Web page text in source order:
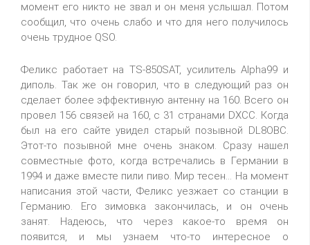
момент его никто не звал и он меня услышал. Потом
сообщил, что очень слабо и что для него получилось
очень трудное QSO.
Феликс работает на TS-850SAT, усилитель Alpha99 и
диполь. Так же он говорил, что в следующий раз он
сделает более эффективную антенну на 160. Всего он
провел 156 связей на 160, с 31 странами DXCC. Когда
был на его сайте увидел старый позывной DL8OBC.
Этот-то позывной мне очень знаком. Сразу нашел
совместные фото, когда встречались в Германии в
1994 и даже вместе пили пиво. Мир тесен... На момент
написания этой части, Феликс уезжает со станции в
Германию. Его зимовка закончилась, и он очень
занят. Надеюсь, что через какое-то время он
появится, и мы узнаем что-то интересное о